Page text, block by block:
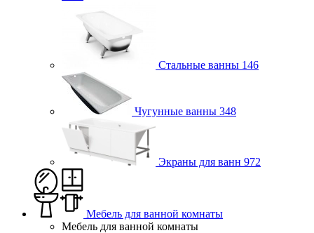
Стальные ванны 146
Чугунные ванны 348
Экраны для ванн 972
Мебель для ванной комнаты
Мебель для ванной комнаты